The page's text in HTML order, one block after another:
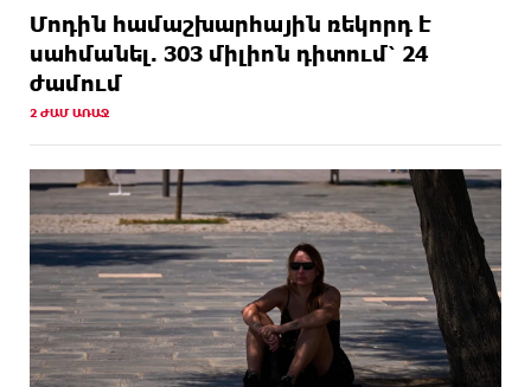
Մոդին համաշխարհային ռեկորդ է
սահմանել. 303 միլիոն դիտում՝ 24
ժամում
2 ԺԱՄ ԱՌԱՋ